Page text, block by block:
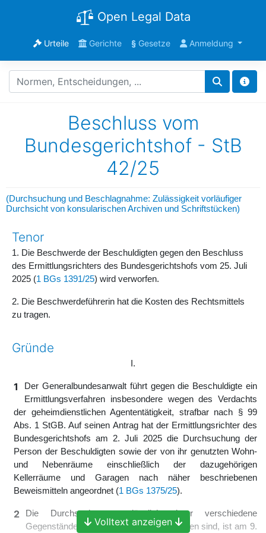
Open Legal Data
Urteile Gerichte §Gesetze Anmeldung
Beschluss vom
Bundesgerichtshof - StB
42/25
(Durchsuchung und Beschlagnahme: Zulässigkeit vorläufiger
Durchsicht von konsularischen Archiven und Schriftstücken)
Tenor
1. Die Beschwerde der Beschuldigten gegen den Beschluss
des Ermittlungsrichters des Bundesgerichtshofs vom 25. Juli
2025 (1 BGs 1391/25) wird verworfen.
2. Die Beschwerdeführerin hat die Kosten des Rechtsmittels
zu tragen.
Gründe
I.
1
Der Generalbundesanwalt führt gegen die Beschuldigte ein
Ermittlungsverfahren insbesondere wegen des Verdachts
der geheimdienstlichen Agententätigkeit, strafbar nach § 99
Abs. 1 StGB. Auf seinen Antrag hat der Ermittlungsrichter des
Bundesgerichtshofs am 2. Juli 2025 die Durchsuchung der
Person der Beschuldigten sowie der von ihr genutzten Wohn-
und Nebenräume einschließlich der dazugehörigen
Kellerräume und Garagen nach näher beschriebenen
Beweismitteln angeordnet (1 BGs 1375/25).
2
Die Durchsuchung, anlässlich derer verschiedene
Gegenstände vorläufig sichergestellt worden sind, ist am 9.
Volltext anzeigen